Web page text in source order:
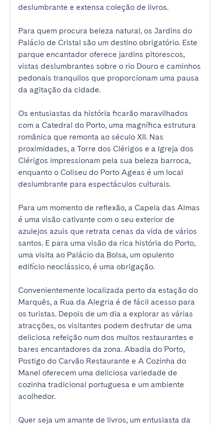
deslumbrante e extensa coleção de livros.
Para quem procura beleza natural, os Jardins do
Palácio de Cristal são um destino obrigatório. Este
parque encantador oferece jardins pitorescos,
vistas deslumbrantes sobre o rio Douro e caminhos
pedonais tranquilos que proporcionam uma pausa
da agitação da cidade.
Os entusiastas da história ficarão maravilhados
com a Catedral do Porto, uma magnífica estrutura
românica que remonta ao século XII. Nas
proximidades, a Torre dos Clérigos e a Igreja dos
Clérigos impressionam pela sua beleza barroca,
enquanto o Coliseu do Porto Ageas é um local
deslumbrante para espectáculos culturais.
Para um momento de reflexão, a Capela das Almas
é uma visão cativante com o seu exterior de
azulejos azuis que retrata cenas da vida de vários
santos. E para uma visão da rica história do Porto,
uma visita ao Palácio da Bolsa, um opulento
edifício neoclássico, é uma obrigação.
Convenientemente localizada perto da estação do
Marquês, a Rua da Alegria é de fácil acesso para
os turistas. Depois de um dia a explorar as várias
atracções, os visitantes podem desfrutar de uma
deliciosa refeição num dos muitos restaurantes e
bares encantadores da zona. Abadia do Porto,
Postigo do Carvão Restaurante e A Cozinha do
Manel oferecem uma deliciosa variedade de
cozinha tradicional portuguesa e um ambiente
acolhedor.
Quer seja um amante de livros, um entusiasta da